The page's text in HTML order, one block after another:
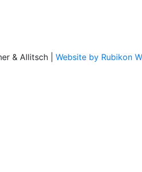
& Allitsch | Website by Rubikon